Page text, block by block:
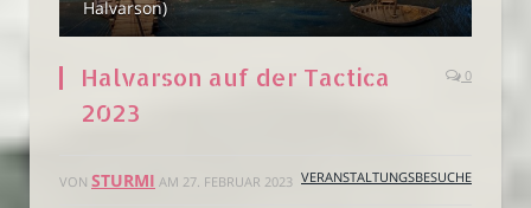
Halvarson)
Halvarson auf der Tactica
2023
0
VON STURMI AM 27. FEBRUAR 2023 VERANSTALTUNGSBESUCHE